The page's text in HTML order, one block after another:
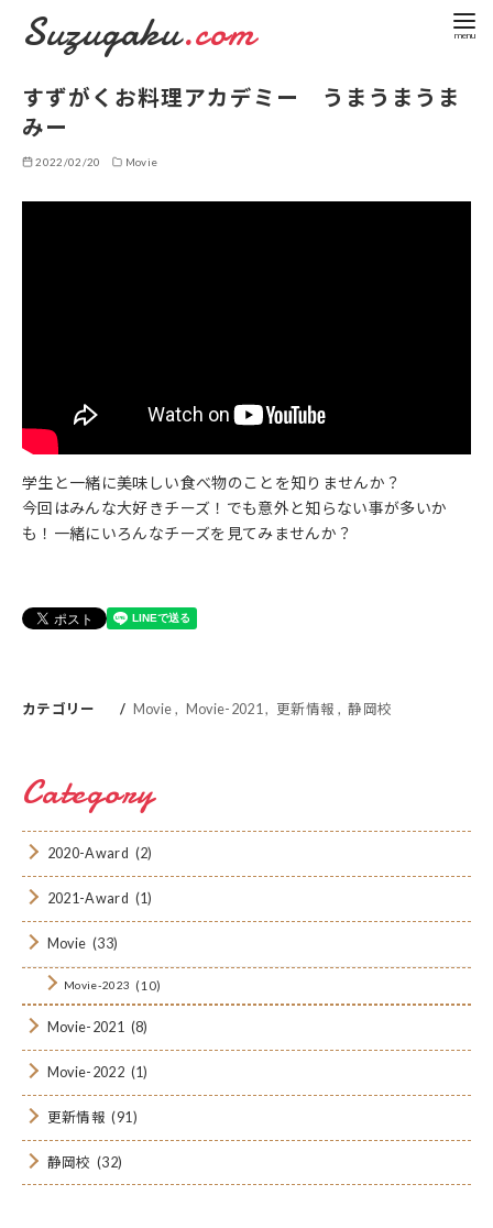
Suzugaku.com
すずがくお料理アカデミー うまうまうま
みー
2022/02/20 Movie
学生と一緒に美味しい食べ物のことを知りませんか？
今回はみんな大好きチーズ！でも意外と知らない事が多いか
も！一緒にいろんなチーズを見てみませんか？
カテゴリー Movie Movie-2021 更新情報 静岡校
Category
2020-Award (2)
2021-Award (1)
Movie (33)
Movie-2023 (10)
Movie-2021 (8)
Movie-2022 (1)
更新情報 (91)
静岡校 (32)